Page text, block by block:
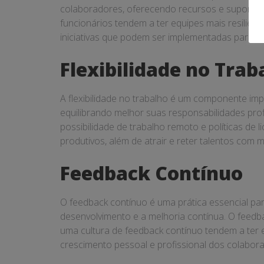
colaboradores, oferecendo recursos e suporte
funcionários tendem a ter equipes mais
iniciativas que podem ser implementadas para
Flexibilidade no
A flexibilidade no trabalho é um componente
equilibrando melhor suas responsabilidades
possibilidade de trabalho remoto e políticas de
produtivos, além de atrair e reter talentos com
Feedback Contínuo
O feedback contínuo é uma prática essencial
desenvolvimento e a melhoria contínua. O
uma cultura de feedback contínuo tendem a
crescimento pessoal e profissional dos